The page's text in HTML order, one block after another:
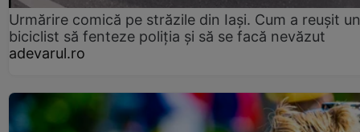
Urmărire comică pe străzile din Iași. Cum a reușit un
biciclist să fenteze poliția și să se facă nevăzut
adevarul.ro